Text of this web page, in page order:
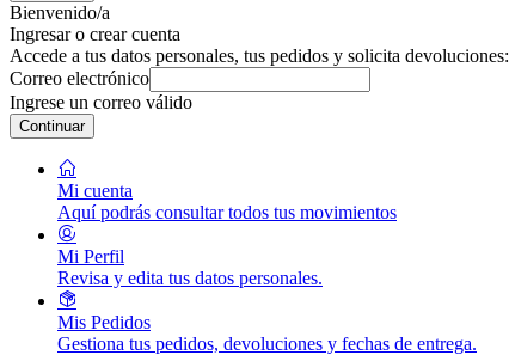
Bienvenido/a
Ingresar o crear cuenta
Accede a tus datos personales, tus pedidos y solicita devoluciones:
Correo electrónico
Ingrese un correo válido
Continuar
Mi cuenta
Aquí podrás consultar todos tus movimientos
Mi Perfil
Revisa y edita tus datos personales.
Mis Pedidos
Gestiona tus pedidos, devoluciones y fechas de entrega.